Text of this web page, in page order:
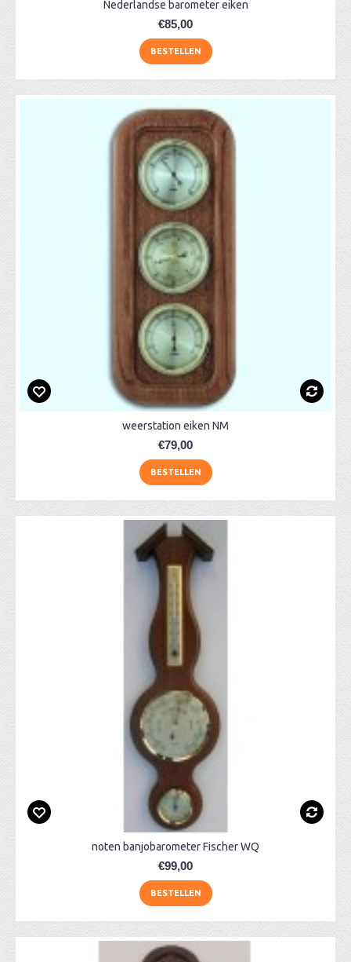
Nederlandse barometer eiken
€85,00
BESTELLEN
weerstation eiken NM
€79,00
BESTELLEN
noten banjobarometer Fischer WQ
€99,00
BESTELLEN